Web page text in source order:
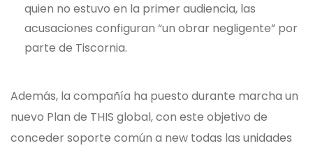
quien no estuvo en la primer audiencia, las
acusaciones configuran “un obrar negligente” por
parte de Tiscornia.
Además, la compañía ha puesto durante marcha un
nuevo Plan de THIS global, con este objetivo de
conceder soporte común a new todas las unidades